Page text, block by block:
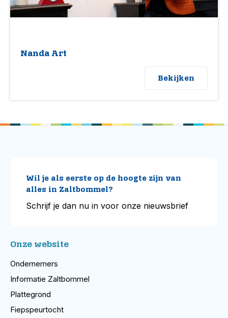
Nanda Art
Bekijken
Wil je als eerste op de hoogte zijn van
alles in Zaltbommel?
Schrijf je dan nu in voor onze nieuwsbrief
Onze website
Ondernemers
Informatie Zaltbommel
Plattegrond
Fiepspeurtocht